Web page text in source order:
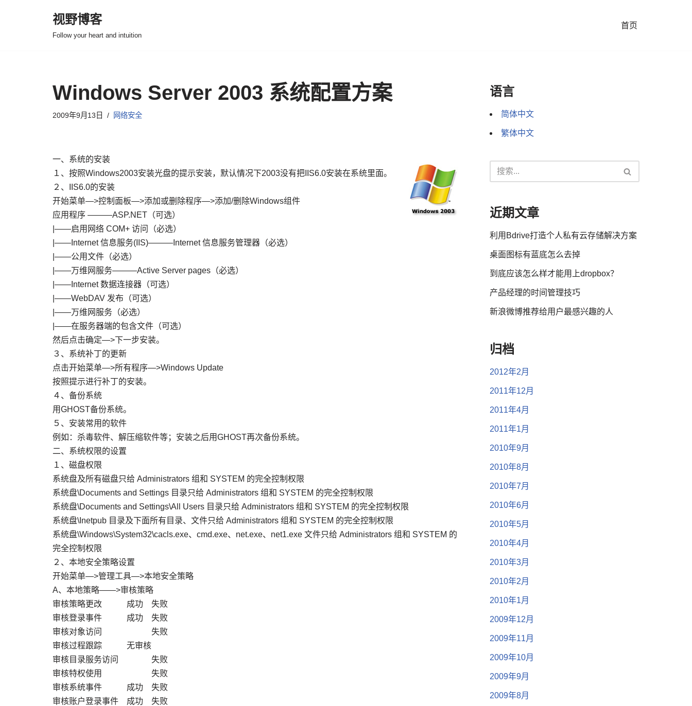
视野博客
Follow your heart and intuition
首页
Windows Server 2003 系统配置方案
2009年9月13日 网络安全
一、系统的安装
１、按照Windows2003安装光盘的提示安装，默认情况下2003没有把IIS6.0安装在系统里面。
２、IIS6.0的安装
开始菜单—>控制面板—>添加或删除程序—>添加/删除Windows组件
应用程序 ———ASP.NET（可选）
|——启用网络 COM+ 访问（必选）
|——Internet 信息服务(IIS)———Internet 信息服务管理器（必选）
|——公用文件（必选）
|——万维网服务———Active Server pages（必选）
|——Internet 数据连接器（可选）
|——WebDAV 发布（可选）
|——万维网服务（必选）
|——在服务器端的包含文件（可选）
然后点击确定—>下一步安装。
３、系统补丁的更新
点击开始菜单—>所有程序—>Windows Update
按照提示进行补丁的安装。
４、备份系统
用GHOST备份系统。
５、安装常用的软件
例如：杀毒软件、解压缩软件等；安装之后用GHOST再次备份系统。
二、系统权限的设置
１、磁盘权限
系统盘及所有磁盘只给 Administrators 组和 SYSTEM 的完全控制权限
系统盘\Documents and Settings 目录只给 Administrators 组和 SYSTEM 的完全控制权限
系统盘\Documents and Settings\All Users 目录只给 Administrators 组和 SYSTEM 的完全控制权限
系统盘\Inetpub 目录及下面所有目录、文件只给 Administrators 组和 SYSTEM 的完全控制权限
系统盘\Windows\System32\cacls.exe、cmd.exe、net.exe、net1.exe 文件只给 Administrators 组和 SYSTEM 的
完全控制权限
２、本地安全策略设置
开始菜单—>管理工具—>本地安全策略
A、本地策略——>审核策略
审核策略更改 成功 失败
审核登录事件 成功 失败
审核对象访问 失败
审核过程跟踪 无审核
审核目录服务访问 失败
审核特权使用 失败
审核系统事件 成功 失败
审核账户登录事件 成功 失败
语言
简体中文
繁体中文
近期文章
利用Bdrive打造个人私有云存储解决方案
桌面图标有蓝底怎么去掉
到底应该怎么样才能用上dropbox？
产品经理的时间管理技巧
新浪微博推荐给用户最感兴趣的人
归档
2012年2月
2011年12月
2011年4月
2011年1月
2010年9月
2010年8月
2010年7月
2010年6月
2010年5月
2010年4月
2010年3月
2010年2月
2010年1月
2009年12月
2009年11月
2009年10月
2009年9月
2009年8月